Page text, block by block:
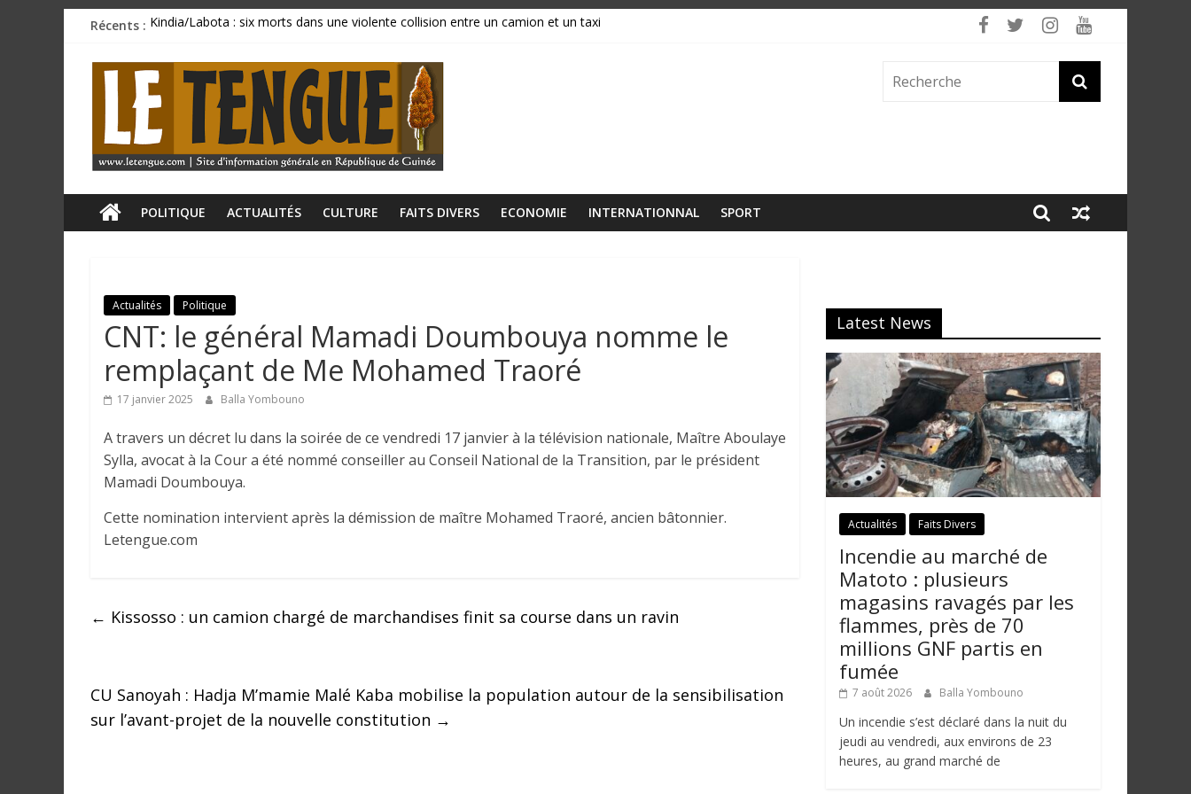
Passer
contenu
Récents : Kindia/Labota : six morts dans une violente collision entre un camion et un taxi
BCRG : la délégation syndicale dépose un préavis de grève
Mamadi Doumbouya rassure : « La Guinée avance, ses institutions fonctionnent »
CU SANOYAH : le corps d’un ressortissant libérien découvert à quelques mètres de la grande mosquée
L
e
T
e
g
u
e
s
G
POLITIQUE ACTUALITÉS CULTURE FAITS DIVERS ECONOMIE INTERNATIONNAL SPORT
Actualités Politique
CNT: le général Mamadi Doumbouya nomme le
remplaçant de Me Mohamed Traoré
17 janvier 2025 Balla Yombouno
A travers un décret lu dans la soirée de ce vendredi 17 janvier à la télévision nationale, Maître Aboulaye
Sylla, avocat à la Cour a été nommé conseiller au Conseil National de la Transition, par le président
Mamadi Doumbouya.
Cette nomination intervient après la démission de maître Mohamed Traoré, ancien bâtonnier.
Letengue.com
← Kissosso : un camion chargé de marchandises finit sa course dans un ravin
CU Sanoyah : Hadja M’mamie Malé Kaba mobilise la population autour de la sensibilisation
sur l’avant-projet de la nouvelle constitution →
Latest News
Actualités Faits Divers
Incendie au marché de
Matoto : plusieurs
magasins ravagés par les
flammes, près de 70
millions GNF partis en
fumée
7 août 2026 Balla Yombouno
Un incendie s’est déclaré dans la nuit du
jeudi au vendredi, aux environs de 23
heures, au grand marché de